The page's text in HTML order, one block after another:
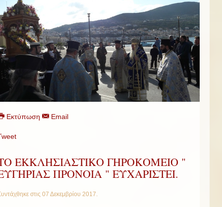
Εκτύπωση Email
EKKΛΗΣΙΑΣΤΙΚΟ ΓΗΡΟΚΟΜΕΙΟ "
ΠΡΟΝΟΙΑ " ΕΥΧΑΡΙΣΤΕΙ.
στις 07 Δεκεμβρίου 2017